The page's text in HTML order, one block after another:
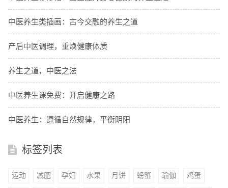
中医养生类插画：古今交融的养生之道
产后中医调理，重焕健康体质
养生之道，中医之法
中医养生课免费：开启健康之路
中医养生：遵循自然规律，平衡阴阳
标签列表
运动 减肥 孕妇 水果 月饼 螃蟹 瑜伽 鸡蛋